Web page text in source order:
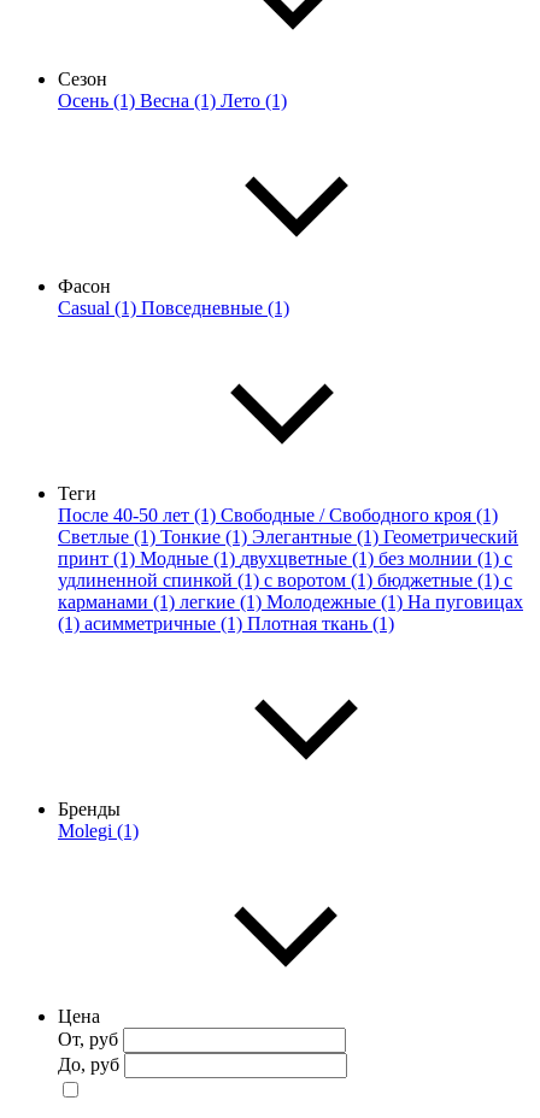
Сезон
Осень (1) Весна (1) Лето (1)
Фасон
Casual (1) Повседневные (1)
Теги
После 40-50 лет (1) Свободные / Свободного кроя (1)
Светлые (1) Тонкие (1) Элегантные (1) Геометрический
принт (1) Модные (1) двухцветные (1) без молнии (1) с
удлиненной спинкой (1) с воротом (1) бюджетные (1) с
карманами (1) легкие (1) Молодежные (1) На пуговицах
(1) асимметричные (1) Плотная ткань (1)
Бренды
Molegi (1)
Цена
От, руб
До, руб